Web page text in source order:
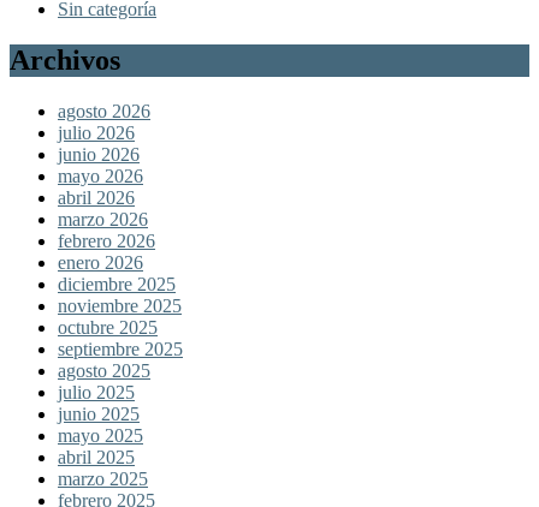
Sin categoría
Archivos
agosto 2026
julio 2026
junio 2026
mayo 2026
abril 2026
marzo 2026
febrero 2026
enero 2026
diciembre 2025
noviembre 2025
octubre 2025
septiembre 2025
agosto 2025
julio 2025
junio 2025
mayo 2025
abril 2025
marzo 2025
febrero 2025